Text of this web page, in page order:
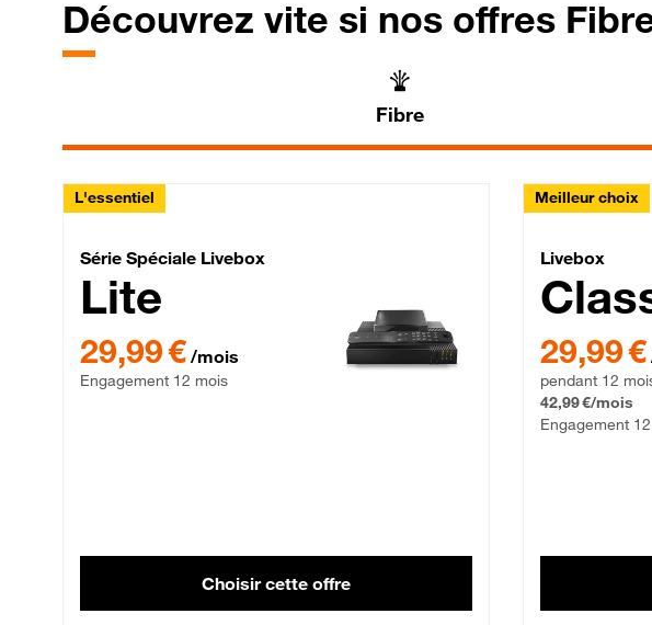
Découvrez vite si nos offres
Fibre
L'essentiel
Série Spéciale Livebox Lite Fibre
Série Spéciale Livebox
Lite
29,99 € par mois , Engagement 12 mois
29,99 € /mois
Engagement 12 mois
Choisir cette offre
Meilleur choix
Livebox
29,99 € par
29,99 €
pendant 12
42,99 €/mois
Engagement